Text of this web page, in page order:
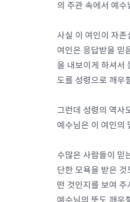
의 주관 속에서 예
사실 이 여인이 자
여인은 응답받을 믿
을 내보이게 하셔서
도를 성령으로 깨우
그런데 성령의 역사
예수님은 이 여인의
수많은 사람들이 믿
단한 모욕을 받은
떤 것인지를 보여